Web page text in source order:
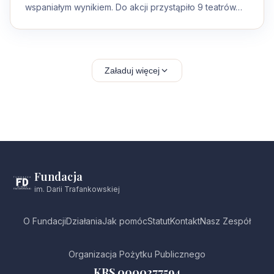
wspaniałym wynikiem. Do akcji przystąpiło 9 teatrów…
Załaduj więcej
Fundacja
im. Darii Trafankowskiej
O FundacjiDziałaniaJak pomócStatutKontaktNasz Zespół
Organizacja Pożytku Publicznego